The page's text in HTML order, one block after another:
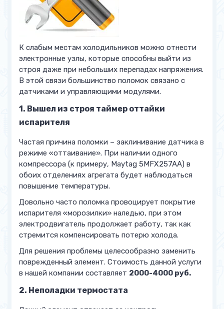
К слабым местам холодильников можно отнести
электронные узлы, которые способны выйти из
строя даже при небольших перепадах напряжения.
В этой связи большинство поломок связано с
датчиками и управляющими модулями.
1. Вышел из строя таймер оттайки
испарителя
Частая причина поломки – заклинивание датчика в
режиме «оттаивание». При наличии одного
компрессора (к примеру, Maytag 5MFX257AA) в
обоих отделениях агрегата будет наблюдаться
повышение температуры.
Довольно часто поломка провоцирует покрытие
испарителя «морозилки» наледью, при этом
электродвигатель продолжает работу, так как
стремится компенсировать потерю холода.
Для решения проблемы целесообразно заменить
поврежденный элемент. Стоимость данной услуги
в нашей компании составляет 2000-4000 руб.
2. Неполадки термостата